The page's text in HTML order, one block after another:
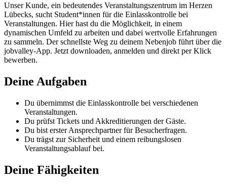
Unser Kunde, ein bedeutendes Veranstaltungszentrum im Herzen
Lübecks, sucht Student*innen für die Einlasskontrolle bei
Veranstaltungen. Hier hast du die Möglichkeit, in einem
dynamischen Umfeld zu arbeiten und dabei wertvolle Erfahrungen
zu sammeln. Der schnellste Weg zu deinem Nebenjob führt über die
jobvalley-App. Jetzt downloaden, anmelden und direkt per Klick
bewerben.
Deine Aufgaben
Du übernimmst die Einlasskontrolle bei verschiedenen
Veranstaltungen.
Du prüfst Tickets und Akkreditierungen der Gäste.
Du bist erster Ansprechpartner für Besucherfragen.
Du trägst zur Sicherheit und einem reibungslosen
Veranstaltungsablauf bei.
Deine Fähigkeiten